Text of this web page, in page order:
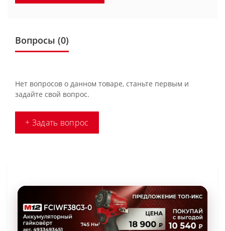
Вопросы (0)
Нет вопросов о данном товаре, станьте первым и
задайте свой вопрос.
+ Задать вопрос